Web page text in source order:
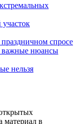
спросе
важные нюансы
нельзя
в